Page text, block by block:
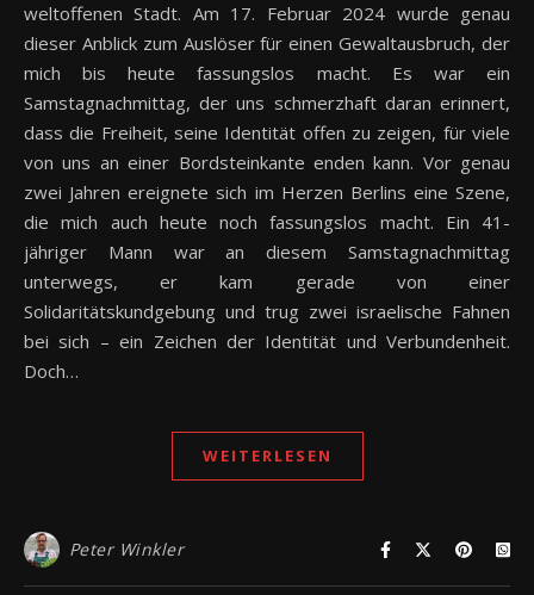
weltoffenen Stadt. Am 17. Februar 2024 wurde genau
dieser Anblick zum Auslöser für einen Gewaltausbruch, der
mich bis heute fassungslos macht. Es war ein
Samstagnachmittag, der uns schmerzhaft daran erinnert,
dass die Freiheit, seine Identität offen zu zeigen, für viele
von uns an einer Bordsteinkante enden kann. Vor genau
zwei Jahren ereignete sich im Herzen Berlins eine Szene,
die mich auch heute noch fassungslos macht. Ein 41-
jähriger Mann war an diesem Samstagnachmittag
unterwegs, er kam gerade von einer
Solidaritätskundgebung und trug zwei israelische Fahnen
bei sich – ein Zeichen der Identität und Verbundenheit.
Doch…
WEITERLESEN
Peter Winkler